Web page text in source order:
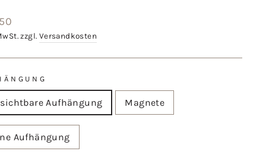
zzgl. Versandkosten
Aufhängung Magnete
Aufhängung